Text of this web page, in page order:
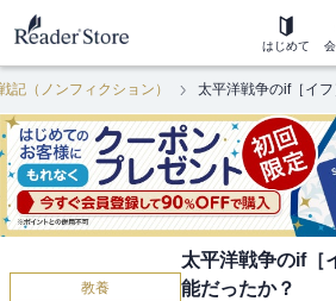
はじめて
記（ノンフィクション） 太平洋戦争のif［イ
教養
太平洋戦争のif
能だったか？